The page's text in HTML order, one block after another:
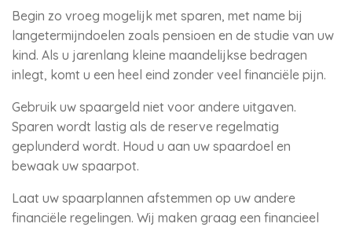
Begin zo vroeg mogelijk met sparen, met name bij
langetermijndoelen zoals pensioen en de studie van uw
kind. Als u jarenlang kleine maandelijkse bedragen
inlegt, komt u een heel eind zonder veel financiële pijn.
Gebruik uw spaargeld niet voor andere uitgaven.
Sparen wordt lastig als de reserve regelmatig
geplunderd wordt. Houd u aan uw spaardoel en
bewaak uw spaarpot.
Laat uw spaarplannen afstemmen op uw andere
financiële regelingen. Wij maken graag een financieel